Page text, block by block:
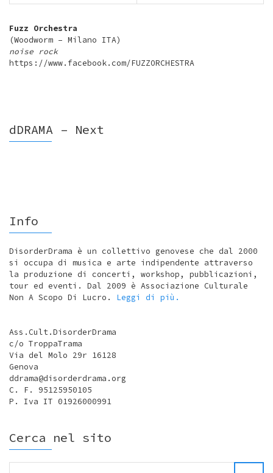
Fuzz Orchestra
(Woodworm – Milano ITA)
noise rock
https://www.facebook.com/FUZZORCHESTRA
dDRAMA – Next
Info
DisorderDrama è un collettivo genovese che dal 2000
si occupa di musica e arte indipendente attraverso
la produzione di concerti, workshop, pubblicazioni,
tour ed eventi. Dal 2009 è Associazione Culturale
Non A Scopo Di Lucro. Leggi di più.
Ass.Cult.DisorderDrama
c/o TroppaTrama
Via del Molo 29r 16128
Genova
ddrama@disorderdrama.org
C. F. 95125950105
P. Iva IT 01926000991
Cerca nel sito